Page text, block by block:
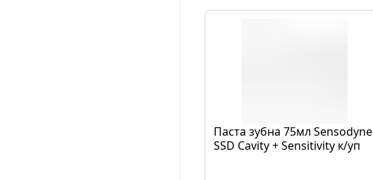
Паста зубна 75мл Sensodyne
SSD Cavity + Sensitivity к/уп